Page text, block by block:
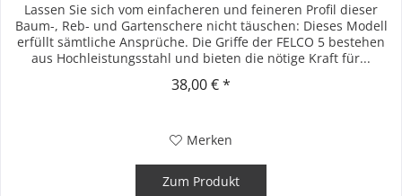
Lassen Sie sich vom einfacheren und feineren Profil dieser
Baum-, Reb- und Gartenschere nicht täuschen: Dieses Modell
erfüllt sämtliche Ansprüche. Die Griffe der FELCO 5 bestehen
aus Hochleistungsstahl und bieten die nötige Kraft für...
38,00 € *
Merken
Zum Produkt